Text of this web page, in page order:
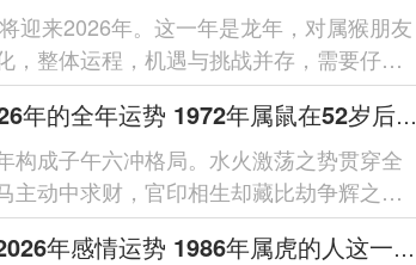
迎来2026年。这一年是龙年，对属猴朋友
，整体运程，机遇与挑战并存，需要仔细
细节。整体运势...
1972年属鼠在2026年的全年运势 1972年属鼠在52岁后的运气
构成子午六冲格局。水火激荡之势贯穿全
主动中求财，官印相生却藏比劫争辉之
力可缓冲突，于...
1986年属虎的人2026年感情运势 1986年属虎的人这一生婚姻怎么样